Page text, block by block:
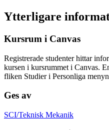
Ytterligare
Kursrum i Canvas
Registrerade studenter hittar
kursen i kursrummet i Canvas.
fliken Studier i Personliga
Ges av
SCI/Teknisk Mekanik